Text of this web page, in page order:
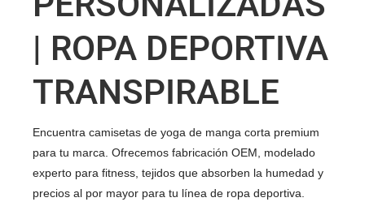
| ROPA DEPORTIVA
TRANSPIRABLE
Encuentra camisetas de yoga de manga corta premium
para tu marca. Ofrecemos fabricación OEM, modelado
experto para fitness, tejidos que absorben la humedad y
precios al por mayor para tu línea de ropa deportiva.